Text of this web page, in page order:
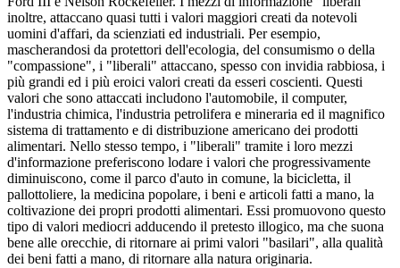
inoltre, attaccano quasi tutti i valori maggiori creati da notevoli
uomini d'affari, da scienziati ed industriali. Per esempio,
mascherandosi da protettori dell'ecologia, del consumismo o della
"compassione", i "liberali" attaccano, spesso con invidia rabbiosa, i
più grandi ed i più eroici valori creati da esseri coscienti. Questi
valori che sono attaccati includono l'automobile, il computer,
l'industria chimica, l'industria petrolifera e mineraria ed il magnifico
sistema di trattamento e di distribuzione americano dei prodotti
alimentari. Nello stesso tempo, i "liberali" tramite i loro mezzi
d'informazione preferiscono lodare i valori che progressivamente
diminuiscono, come il parco d'auto in comune, la bicicletta, il
pallottoliere, la medicina popolare, i beni e articoli fatti a mano, la
coltivazione dei propri prodotti alimentari. Essi promuovono questo
tipo di valori mediocri adducendo il pretesto illogico, ma che suona
bene alle orecchie, di ritornare ai primi valori "basilari", alla qualità
dei beni fatti a mano, di ritornare alla natura originaria.